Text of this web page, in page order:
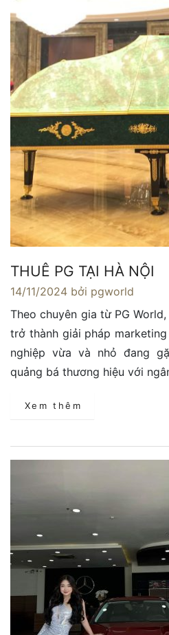
THUÊ PG TẠI HÀ NỘI
14/11/2024 bởi pgworld
Theo chuyên gia từ PG
trở thành giải pháp
nghiệp vừa và nhỏ đang
quảng bá thương hiệu với
Xem thêm